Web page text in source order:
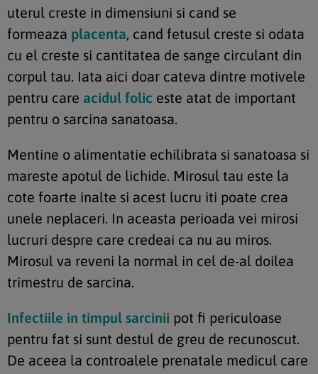
uterul creste in dimensiuni si cand se
formeaza placenta, cand fetusul creste si odata
cu el creste si cantitatea de sange circulant din
corpul tau. Iata aici doar cateva dintre motivele
pentru care acidul folic este atat de important
pentru o sarcina sanatoasa.
Mentine o alimentatie echilibrata si sanatoasa si
mareste apotul de lichide. Mirosul tau este la
cote foarte inalte si acest lucru iti poate crea
unele neplaceri. In aceasta perioada vei mirosi
lucruri despre care credeai ca nu au miros.
Mirosul va reveni la normal in cel de-al doilea
trimestru de sarcina.
Infectiile in timpul sarcinii pot fi periculoase
pentru fat si sunt destul de greu de recunoscut.
De aceea la controalele prenatale medicul care